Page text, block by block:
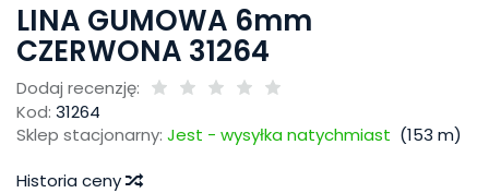
LINA GUMOWA 6mm
CZERWONA 31264
Dodaj recenzję:
Kod: 31264
Sklep stacjonarny: Jest - wysyłka natychmiast (153 m)
Historia ceny